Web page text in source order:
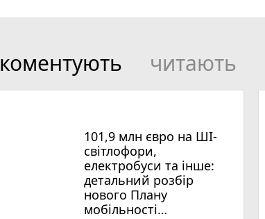
коментують читають
101,9 млн євро на ШІ-
світлофори,
електробуси та інше:
детальний розбір
нового Плану
мобільності